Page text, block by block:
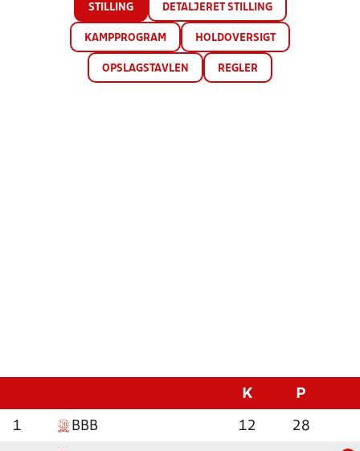
STILLING DETALJERET STILLING
KAMPPROGRAM HOLDOVERSIGT
OPSLAGSTAVLEN REGLER
K P
1 BBB 12 28